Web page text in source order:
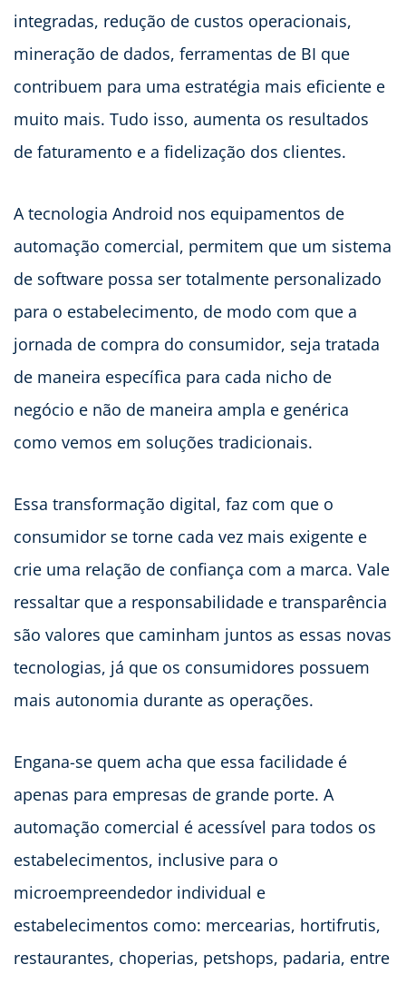
integradas, redução de custos operacionais,
mineração de dados, ferramentas de BI que
contribuem para uma estratégia mais eficiente e
muito mais. Tudo isso, aumenta os resultados
de faturamento e a fidelização dos clientes.
A tecnologia Android nos equipamentos de
automação comercial, permitem que um sistema
de software possa ser totalmente personalizado
para o estabelecimento, de modo com que a
jornada de compra do consumidor, seja tratada
de maneira específica para cada nicho de
negócio e não de maneira ampla e genérica
como vemos em soluções tradicionais.
Essa transformação digital, faz com que o
consumidor se torne cada vez mais exigente e
crie uma relação de confiança com a marca. Vale
ressaltar que a responsabilidade e transparência
são valores que caminham juntos as essas novas
tecnologias, já que os consumidores possuem
mais autonomia durante as operações.
Engana-se quem acha que essa facilidade é
apenas para empresas de grande porte. A
automação comercial é acessível para todos os
estabelecimentos, inclusive para o
microempreendedor individual e
estabelecimentos como: mercearias, hortifrutis,
restaurantes, choperias, petshops, padaria, entre